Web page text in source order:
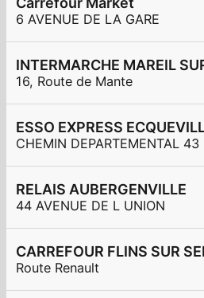
6 AVENUE DE LA GARE
16, Route de Mante
CHEMIN DEPARTEMENTAL 43
RELAIS AUBERGENVILLE
44 AVENUE DE L UNION
CARREFOUR FLINS SUR
Route Renault